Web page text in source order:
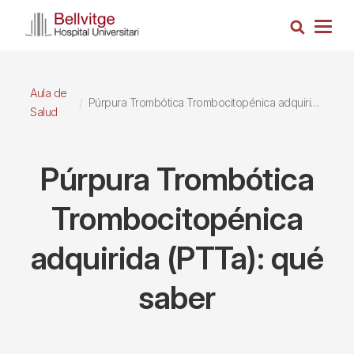
Busca
Aula de
Salud
Púrpura Trombótica Trombocitopénica adquirida (PTTa): qué saber
Púrpura Trombótica
Trombocitopénica
adquirida (PTTa): qué
saber